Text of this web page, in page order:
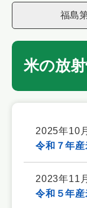
福島
米の放
2025年10
令和７年
2023年11
令和５年